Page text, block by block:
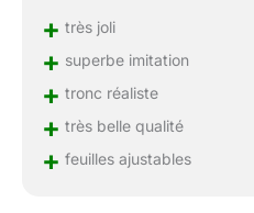
+ très joli
+ superbe imitation
+ tronc réaliste
+ très belle qualité
+ feuilles ajustables